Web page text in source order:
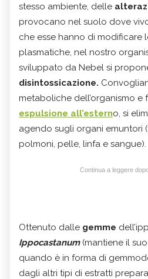
stesso ambiente, delle
provocano nel suolo dove
che esse hanno di modificare
plasmatiche, nel nostro
sviluppato da Nebel si
disintossicazione.
metaboliche dell’organismo e
espulsione all’esterno, si
agendo sugli organi emuntori
polmoni, pelle, linfa e sangue).
Continua a leggere
Ottenuto dalle gemme
Ippocastanum(mantiene il
quando è in forma di
dagli altri tipi di estratti